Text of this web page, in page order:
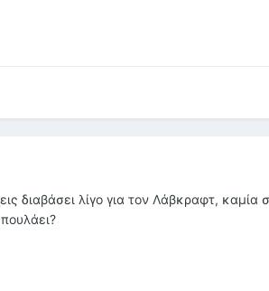
διαβάσει λίγο για τον Λάβκραφτ, καμία